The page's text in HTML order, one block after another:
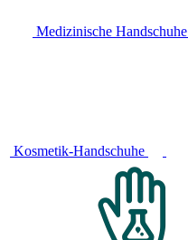
Medizinische Handschuhe
Kosmetik-Handschuhe